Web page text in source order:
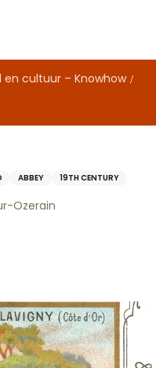
en cultuur – Knowhow
ABBEY 19TH CENTURY
Ozerain